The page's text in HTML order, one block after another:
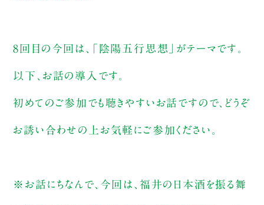
8回目の今回は、「陰陽五行思想」がテーマです。
以下、お話の導入です。
初めてのご参加でも聴きやすいお話ですので、どうぞ
お誘い合わせの上お気軽にご参加ください。
※お話にちなんで、今回は、福井の日本酒を振る舞